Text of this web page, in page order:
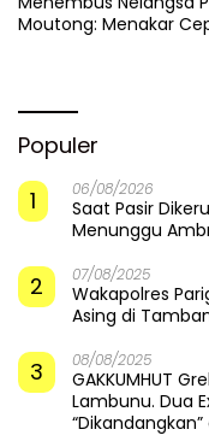
Moutong: Menakar
Populer
1
06/08/2026
Saat Pasir
Menunggu
2 07/08/2025
Wakapolres
Asing di
3 08/08/2025
GAKKUMHUT
Lambunu. Dua